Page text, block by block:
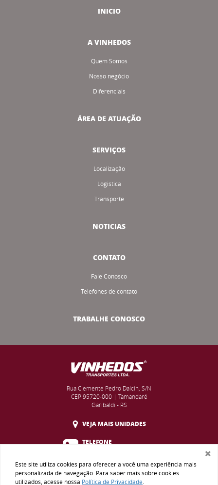
INICIO
A VINHEDOS
Quem Somos
Nosso negócio
Diferenciais
ÁREA DE ATUAÇÃO
SERVIÇOS
Localização
Logistica
Transporte
NOTICIAS
CONTATO
Fale Conosco
Telefones de contato
TRABALHE CONOSCO
Rua Clemente Pedro Dalcin, S/N
CEP 95720-000 | Tamandaré
Garibaldi - RS
VEJA MAIS UNIDADES
TELEFONE
WHATSAPP
(54) 99609-9800
Este site utiliza cookies para oferecer a você uma experiência mais
personalizada de navegação. Para saber mais sobre cookies
utilizados, acesse nossa Política de Privacidade